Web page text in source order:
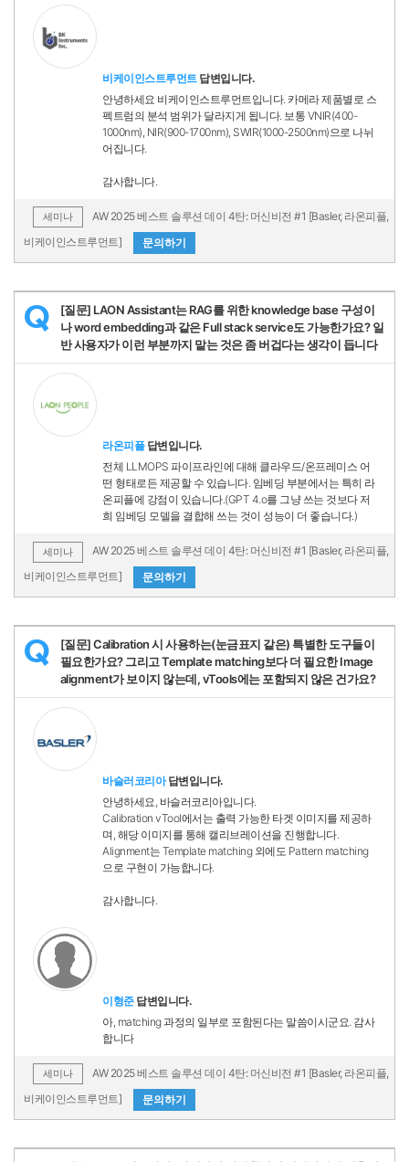
비케이인스트루먼트 답변입니다.
안녕하세요 비케이인스트루먼트입니다. 카메라 제품별로 스
펙트럼의 분석 범위가 달라지게 됩니다. 보통 VNIR(400-
1000nm), NIR(900-1700nm), SWIR(1000-2500nm)으로 나뉘
어집니다.
감사합니다.
세미나
AW 2025 베스트 솔루션 데이 4탄: 머신비전 #1 [Basler, 라온피플,
비케이인스트루먼트]
문의하기
Q
[질문] LAON Assistant는 RAG를 위한 knowledge base 구성이
나 word embedding과 같은 Full stack service도 가능한가요? 일
반 사용자가 이런 부분까지 맡는 것은 좀 버겁다는 생각이 듭니다
라온피플답변입니다.
전체 LLMOPS 파이프라인에 대해 클라우드/온프레미스 어
떤 형태로든 제공할 수 있습니다. 임베딩 부분에서는 특히 라
온피플에 강점이 있습니다.(GPT 4.o를 그냥 쓰는 것보다 저
희 임베딩 모델을 결합해 쓰는 것이 성능이 더 좋습니다.)
세미나
AW 2025 베스트 솔루션 데이 4탄: 머신비전 #1 [Basler, 라온피플,
비케이인스트루먼트]
문의하기
Q
[질문] Calibration 시 사용하는(눈금표지 같은) 특별한 도구들이
필요한가요? 그리고 Template matching보다 더 필요한 Image
alignment가 보이지 않는데, vTools에는 포함되지 않은 건가요?
바슬러코리아답변입니다.
안녕하세요, 바슬러코리아입니다.
Calibration vTool에서는 출력 가능한 타겟 이미지를 제공하
며, 해당 이미지를 통해 캘리브레이션을 진행합니다.
Alignment는 Template matching 외에도 Pattern matching
으로 구현이 가능합니다.
감사합니다.
이형준답변입니다.
아, matching 과정의 일부로 포함된다는 말씀이시군요. 감사
합니다
세미나
AW 2025 베스트 솔루션 데이 4탄: 머신비전 #1 [Basler, 라온피플,
비케이인스트루먼트]
문의하기